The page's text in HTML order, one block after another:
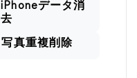
iPhoneデータ消
去
写真重複削除